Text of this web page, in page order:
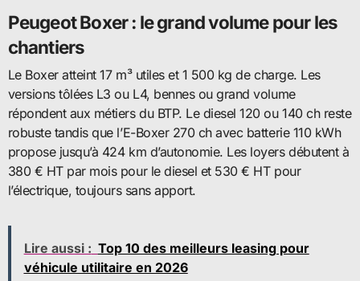
Peugeot Boxer : le grand volume pour les
chantiers
Le Boxer atteint 17 m³ utiles et 1 500 kg de charge. Les
versions tôlées L3 ou L4, bennes ou grand volume
répondent aux métiers du BTP. Le diesel 120 ou 140 ch reste
robuste tandis que l’E-Boxer 270 ch avec batterie 110 kWh
propose jusqu’à 424 km d’autonomie. Les loyers débutent à
380 € HT par mois pour le diesel et 530 € HT pour
l’électrique, toujours sans apport.
Lire aussi : Top 10 des meilleurs leasing pour
véhicule utilitaire en 2026